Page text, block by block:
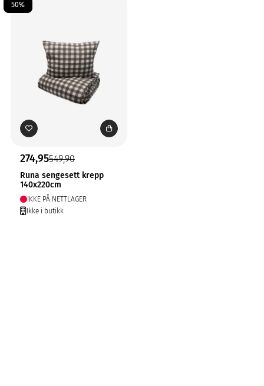
50%
274,95549,90
Runa sengesett krepp
140x220cm
IKKE PÅ NETTLAGER
Ikke i butikk